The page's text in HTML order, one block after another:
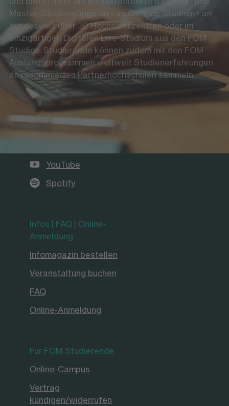
Master-Studiengänge an – im Campus-Studium+ an
bundesweit über 30 Hochschulzentren oder im
einzigartigen Digitalen Live-Studium aus den FOM
Studios. Studierende können zudem mit den FOM
Auslandsprogrammen weltweit Studienerfahrungen
an renommierten Partnerhochschulen sammeln.
Die FOM auf Social Media
LinkedIn
YouTube
Spotify
Infos | FAQ | Online-
Anmeldung
Infomagazin bestellen
Veranstaltung buchen
FAQ
Online-Anmeldung
Für FOM Studierende
Online-Campus
Vertrag
kündigen/widerrufen